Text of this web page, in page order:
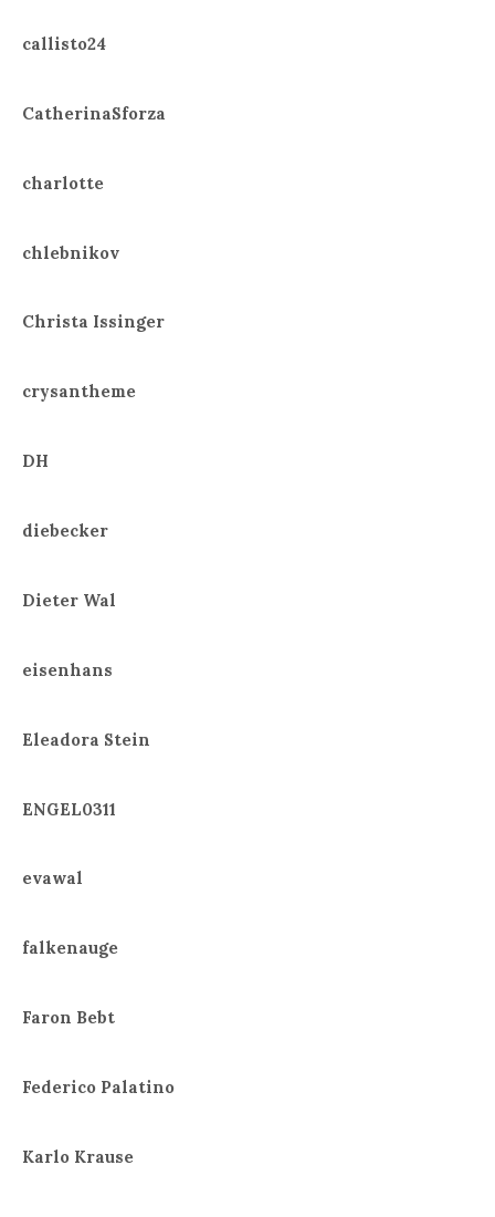
callisto24
CatherinaSforza
charlotte
chlebnikov
Christa Issinger
crysantheme
DH
diebecker
Dieter Wal
eisenhans
Eleadora Stein
ENGEL0311
evawal
falkenauge
Faron Bebt
Federico Palatino
Karlo Krause